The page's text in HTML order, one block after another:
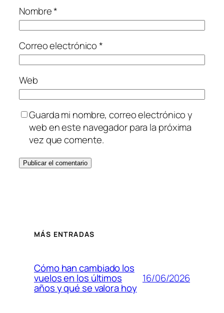
Nombre*
Correo electrónico*
Web
Guarda mi nombre, correo electrónico y
web en este navegador para la próxima
vez que comente.
MÁS ENTRADAS
Cómo han cambiado los
vuelos en los últimos
años y qué se valora hoy
16/06/2026